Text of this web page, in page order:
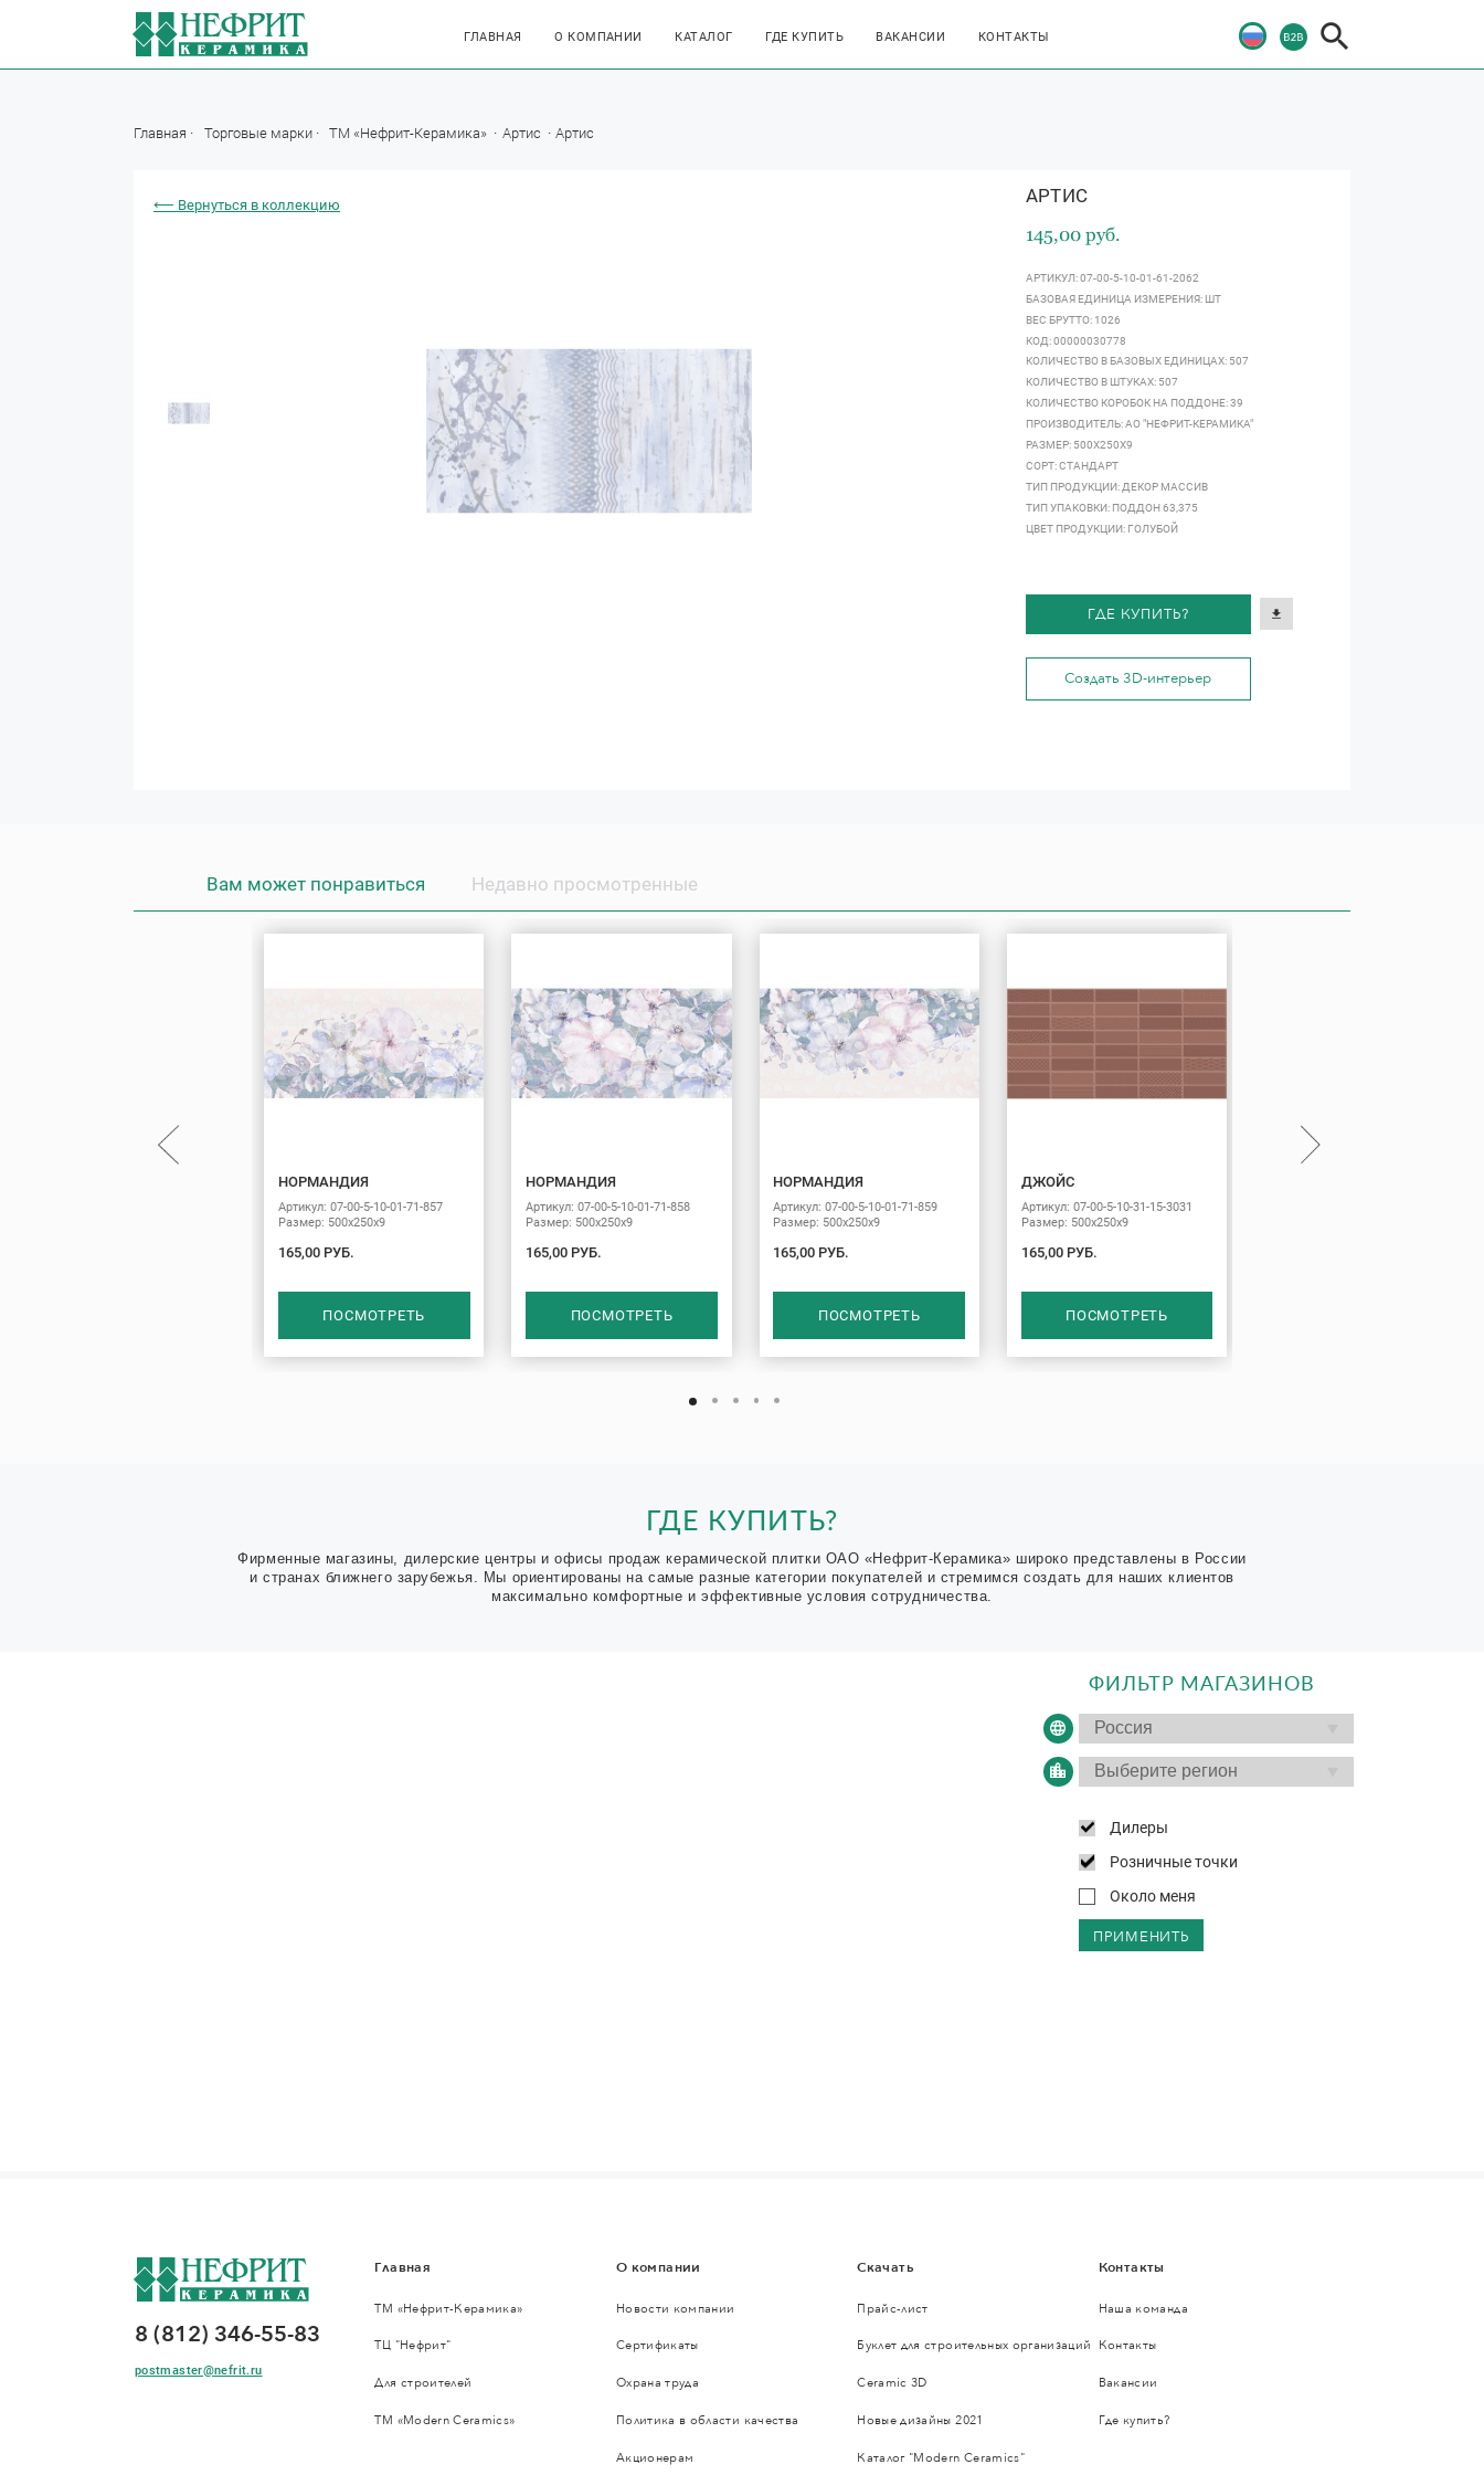
ГЛАВНАЯ О КОМПАНИИ КАТАЛОГ ГДЕ КУПИТЬ ВАКАНСИИ КОНТАКТЫ
Главная Торговые марки ТМ «Нефрит-Керамика» Артис Артис
⟵ Вернуться в коллекцию АРТИС
145,00 руб.
АРТИКУЛ: 07-00-5-10-01-61-2062
БАЗОВАЯ ЕДИНИЦА ИЗМЕРЕНИЯ: ШТ
ВЕС БРУТТО: 1026
КОД: 00000030778
КОЛИЧЕСТВО В БАЗОВЫХ ЕДИНИЦАХ: 507
КОЛИЧЕСТВО В ШТУКАХ: 507
КОЛИЧЕСТВО КОРОБОК НА ПОДДОНЕ: 39
ПРОИЗВОДИТЕЛЬ: АО "НЕФРИТ-КЕРАМИКА"
РАЗМЕР: 500Х250Х9
СОРТ: СТАНДАРТ
ТИП ПРОДУКЦИИ: ДЕКОР МАССИВ
ТИП УПАКОВКИ: ПОДДОН 63,375
ЦВЕТ ПРОДУКЦИИ: ГОЛУБОЙ
ГДЕ КУПИТЬ?
Создать 3D-интерьер
Вам может понравиться Недавно просмотренные
НОРМАНДИЯ
Артикул: 07-00-5-10-01-71-857
Размер: 500х250х9
165,00 РУБ.
ПОСМОТРЕТЬ
НОРМАНДИЯ
Артикул: 07-00-5-10-01-71-858
Размер: 500х250х9
165,00 РУБ.
ПОСМОТРЕТЬ
НОРМАНДИЯ
Артикул: 07-00-5-10-01-71-859
Размер: 500х250х9
165,00 РУБ.
ПОСМОТРЕТЬ
ДЖОЙС
Артикул: 07-00-5-10-31-15-3031
Размер: 500х250х9
165,00 РУБ.
ПОСМОТРЕТЬ
ГДЕ КУПИТЬ?
Фирменные магазины, дилерские центры и офисы продаж керамической плитки ОАО «Нефрит-Керамика» широко представлены в России
и странах ближнего зарубежья. Мы ориентированы на самые разные категории покупателей и стремимся создать для наших клиентов
максимально комфортные и эффективные условия сотрудничества.
ФИЛЬТР МАГАЗИНОВ
Дилеры
Розничные точки
Около меня
ПРИМЕНИТЬ
8 (812) 346-55-83
postmaster@nefrit.ru
Главная
ТМ «Нефрит-Керамика»
ТЦ "Нефрит"
Для строителей
ТМ «Modern Ceramics»
О компании
Новости компании
Сертификаты
Охрана труда
Политика в области качества
Акционерам
Скачать
Прайс-лист
Буклет для строительных организаций
Ceramic 3D
Новые дизайны 2021
Каталог "Modern Ceramics"
Контакты
Наша команда
Контакты
Вакансии
Где купить?